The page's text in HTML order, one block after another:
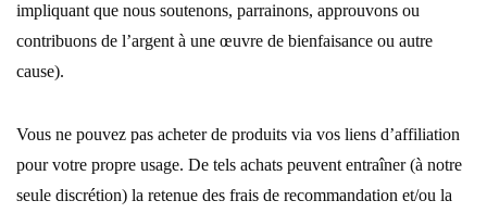
impliquant que nous soutenons, parrainons, approuvons ou
contribuons de l’argent à une œuvre de bienfaisance ou autre
cause).
Vous ne pouvez pas acheter de produits via vos liens d’affiliation
pour votre propre usage. De tels achats peuvent entraîner (à notre
seule discrétion) la retenue des frais de recommandation et/ou la